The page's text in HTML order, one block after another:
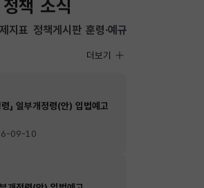
책 소식
」 일부개정령(안) 입법예고
09-10
입법·행정예고
더보기
지표 정책게시판 훈령·예규